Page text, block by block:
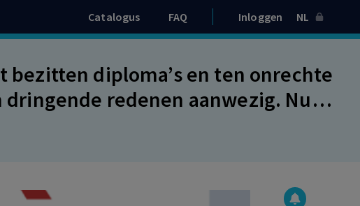
Catalogus FAQ Inloggen NL
bezitten diploma’s en ten onrechte
redenen aanwezig. Nu
billijke vergoeding.